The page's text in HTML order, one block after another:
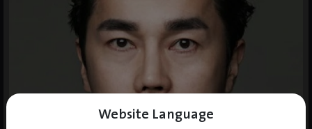
Website Language